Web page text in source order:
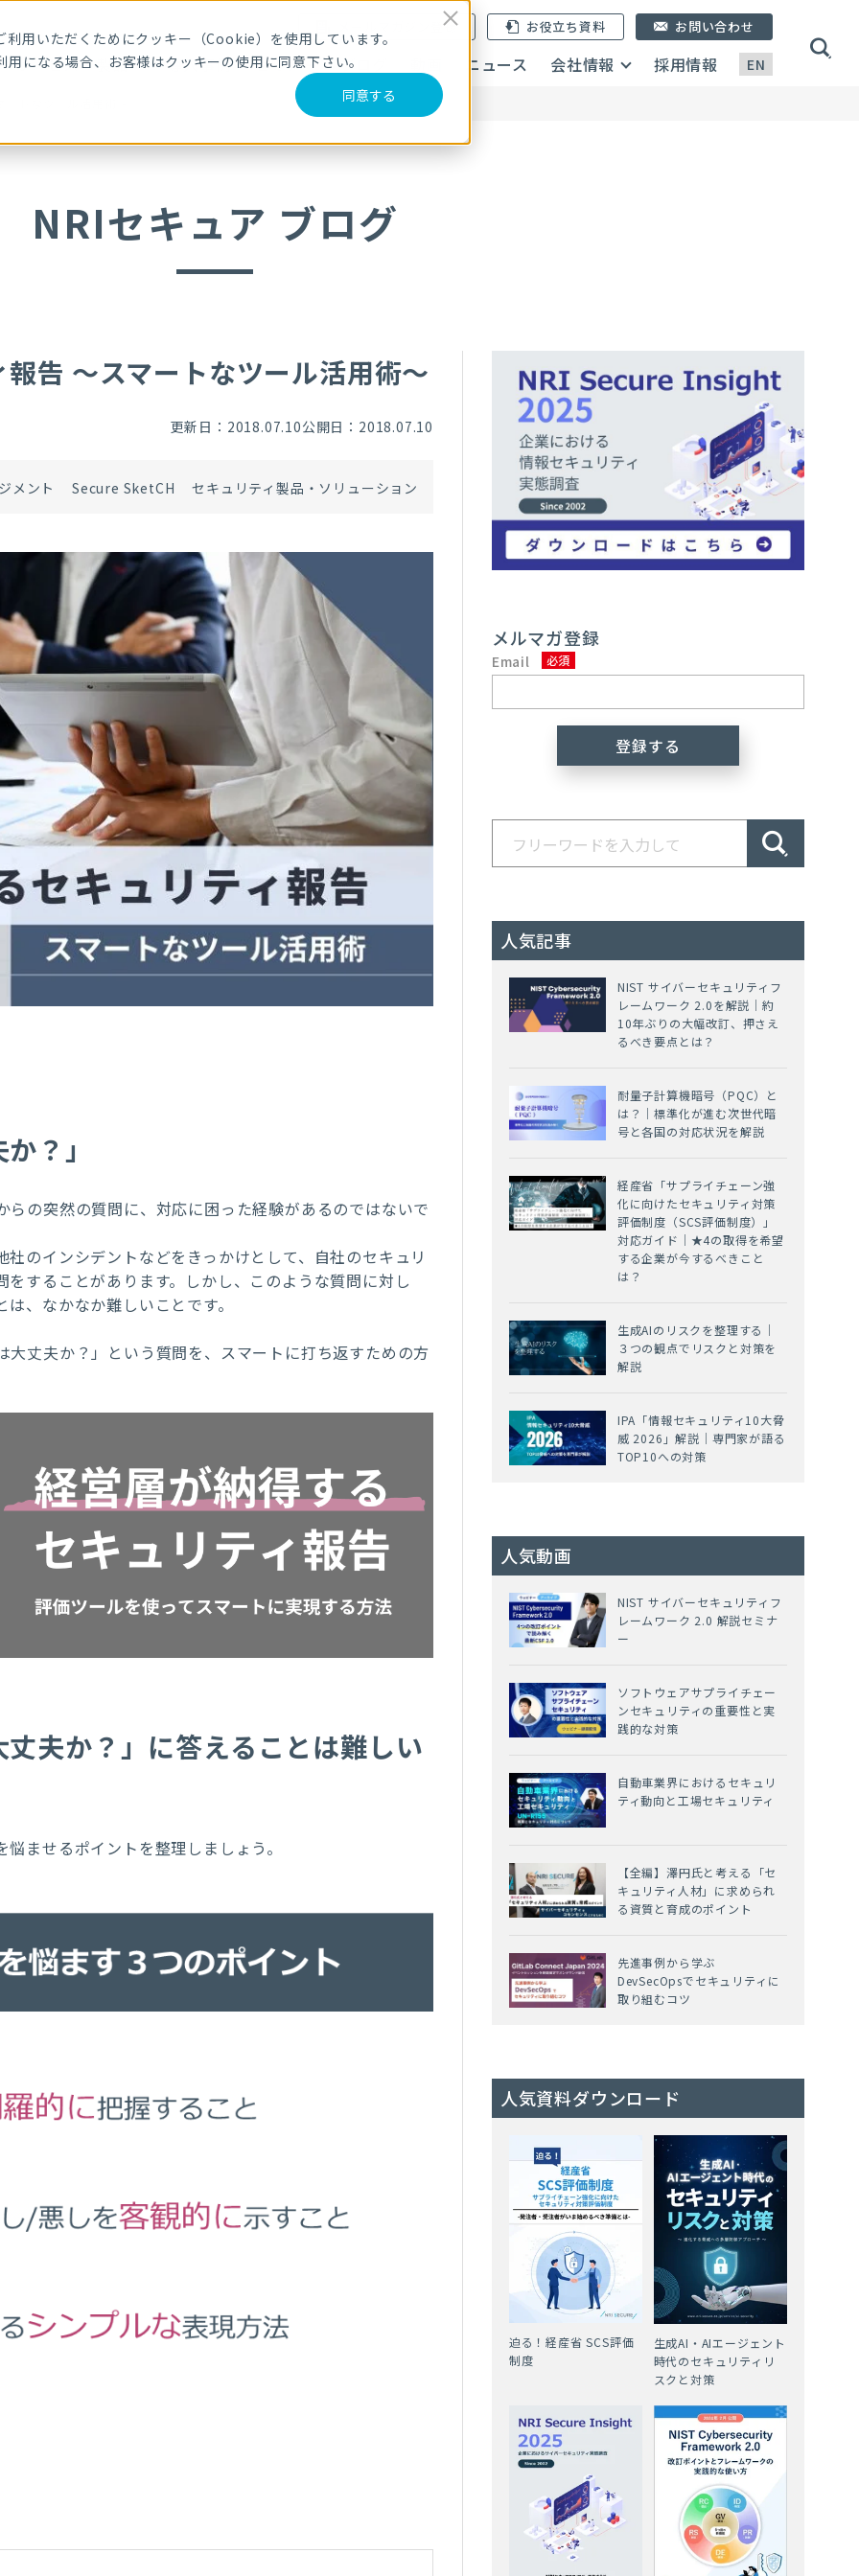
用いただくためにクッキー（Cookie）を使用しています。
になる場合、お客様はクッキーの使用に同意下さい。
同意する
EN
メールマガジン登録 お役立ち資料
サービス・製品 導入事例 セミナー ブログ ニュース 会社情報 採用情報
お問い合わせ
NRIセキュア ブログ
告 ～スマートなツール活用術～
更新日：2018.07.10公開日：2018.07.10
メント Secure SketCH セキュリティ製品・ソリューション
？」
の突然の質問に、対応に困った経験があるのではないで
のインシデントなどをきっかけとして、自社のセキュリ
することがあります。しかし、このような質問に対し
、なかなか難しいことです。
丈夫か？」という質問を、スマートに打ち返すための方
夫か？」に答えることは難しい
ませるポイントを整理しましょう。
メルマガ登録
Email
人気記事
NIST サイバーセキュリティフ
レームワーク 2.0を解説｜約
10年ぶりの大幅改訂、押さえ
るべき要点とは？
耐量子計算機暗号（PQC）と
は？｜標準化が進む次世代暗
号と各国の対応状況を解説
経産省「サプライチェーン強
化に向けたセキュリティ対策
評価制度（SCS評価制度）」
対応ガイド｜★4の取得を希望
する企業が今するべきこと
は？
生成AIのリスクを整理する｜
３つの観点でリスクと対策を
解説
IPA「情報セキュリティ10大脅
威 2026」解説｜専門家が語る
TOP10への対策
人気動画
NIST サイバーセキュリティフ
レームワーク 2.0 解説セミナ
ー
ソフトウェアサプライチェー
ンセキュリティの重要性と実
践的な対策
自動車業界におけるセキュリ
ティ動向と工場セキュリティ
【全編】澤円氏と考える「セ
キュリティ人材」に求められ
る資質と育成のポイント
先進事例から学ぶ
DevSecOpsでセキュリティに
取り組むコツ
人気資料ダウンロード
迫る！経産省 SCS評価
制度
生成AI・AIエージェント
時代のセキュリティリ
スクと対策